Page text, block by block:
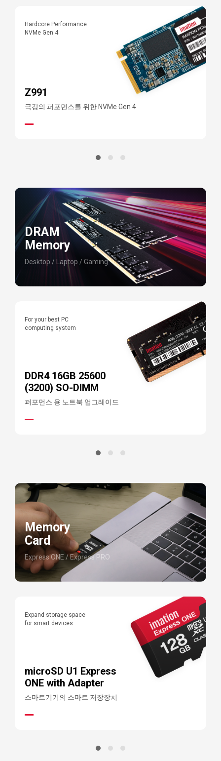
Hardcore Performance
NVMe Gen 4
Z991
극강의 퍼포먼스를 위한 NVMe Gen 4
DRAM
Memory
Desktop / Laptop / Gaming
For your best PC
computing system
DDR4 16GB 25600
(3200) SO-DIMM
퍼포먼스 용 노트북 업그레이드
Memory
Card
Express ONE / Express PRO
Expand storage space
for smart devices
microSD U1 Express
ONE with Adapter
스마트기기의 스마트 저장장치